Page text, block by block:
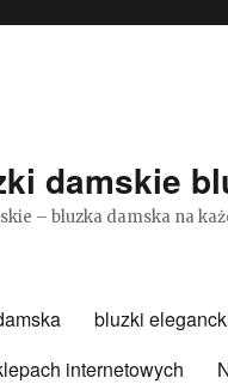
damskie
– bluzka damska na
bluzki
internetowych